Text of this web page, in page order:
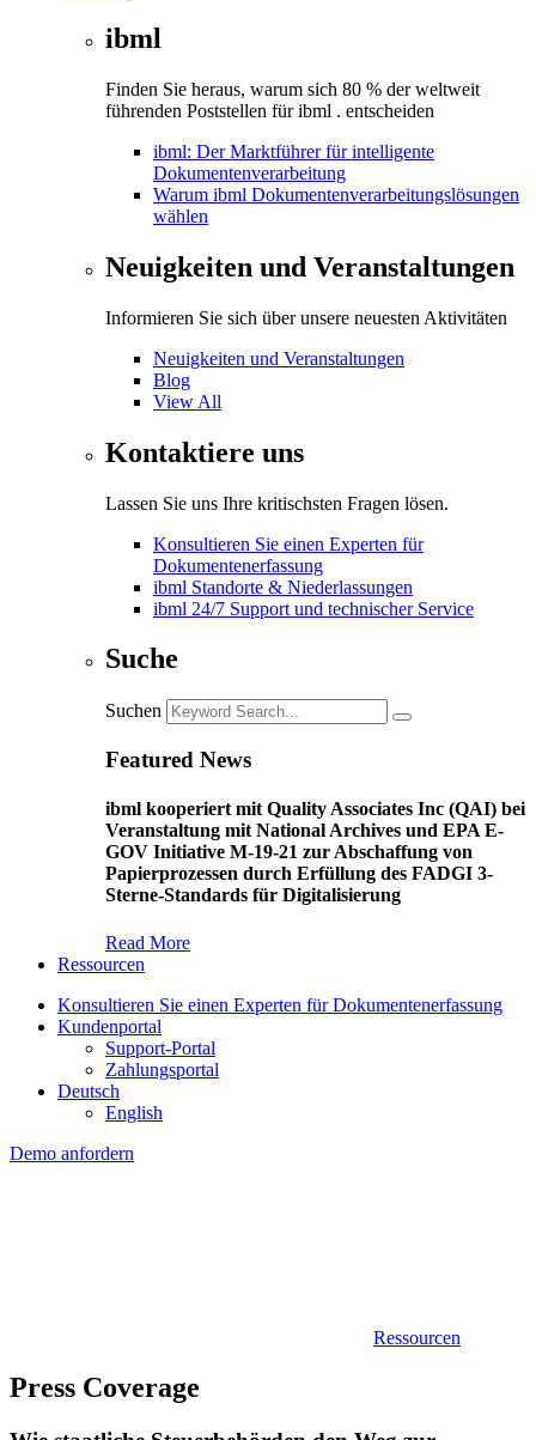
ibml
Finden Sie heraus, warum sich 80 % der weltweit
führenden Poststellen für ibml . entscheiden
ibml: Der Marktführer für intelligente
Dokumentenverarbeitung
Warum ibml Dokumentenverarbeitungslösungen
wählen
Neuigkeiten und Veranstaltungen
Informieren Sie sich über unsere neuesten Aktivitäten
Neuigkeiten und Veranstaltungen
Blog
View All
Kontaktiere uns
Lassen Sie uns Ihre kritischsten Fragen lösen.
Konsultieren Sie einen Experten für
Dokumentenerfassung
ibml Standorte & Niederlassungen
ibml 24/7 Support und technischer Service
Suche
Suchen
Featured News
ibml kooperiert mit Quality Associates Inc (QAI) bei
Veranstaltung mit National Archives und EPA E-
GOV Initiative M-19-21 zur Abschaffung von
Papierprozessen durch Erfüllung des FADGI 3-
Sterne-Standards für Digitalisierung
Read More
Ressourcen
Konsultieren Sie einen Experten für Dokumentenerfassung
Kundenportal
Support-Portal
Zahlungsportal
Deutsch
English
Demo anfordern
Ressourcen
Press Coverage